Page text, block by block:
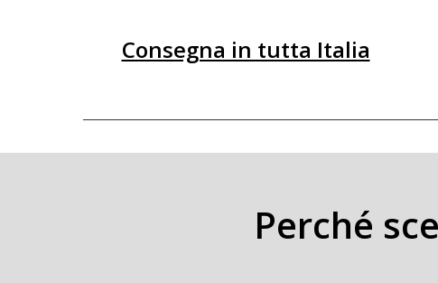
Consegna in tutta Italia
Perché